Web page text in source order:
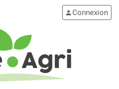
person Connexion